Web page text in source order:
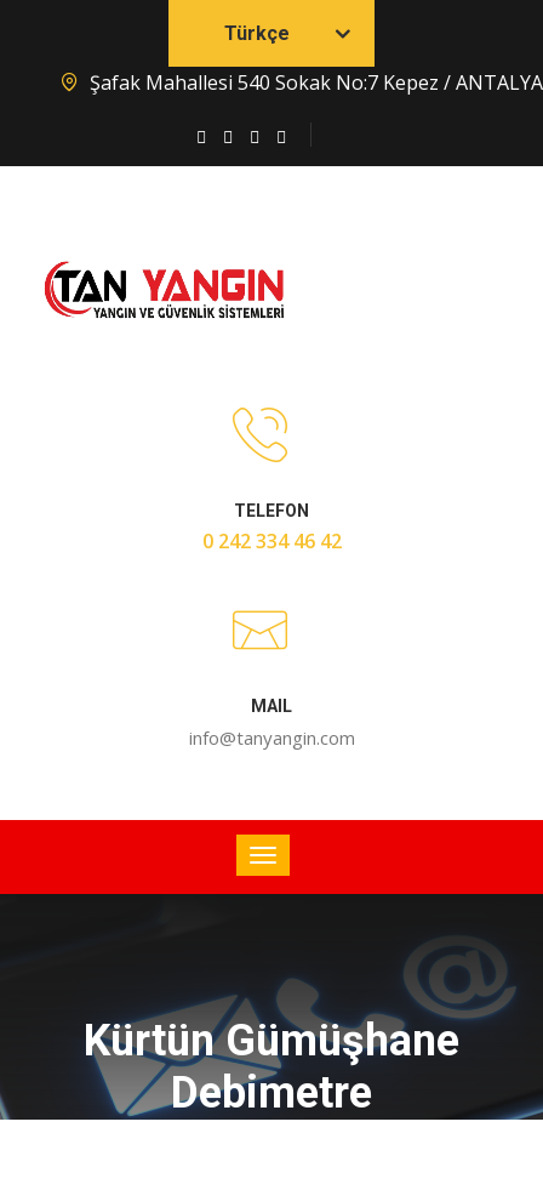
Türkçe
Şafak Mahallesi 540 Sokak No:7 Kepez / ANTALYA
TELEFON
0 242 334 46 42
MAIL
info@tanyangin.com
Kürtün Gümüşhane
Debimetre